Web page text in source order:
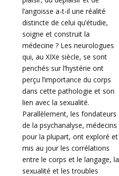
l’angoisse a-t-il une réalité
distincte de celui qu’étudie,
soigne et construit la
médecine ? Les neurologues
qui, au XIXe siècle, se sont
penchés sur l’hystérie ont
perçu l’importance du corps
dans cette pathologie et son
lien avec la sexualité.
Parallèlement, les fondateurs
de la psychanalyse, médecins
pour la plupart, ont exploré et
mis au jour les corrélations
entre le corps et le langage, la
sexualité et les troubles